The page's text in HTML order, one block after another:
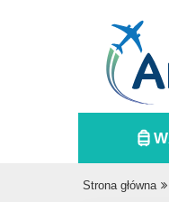
Strona główna